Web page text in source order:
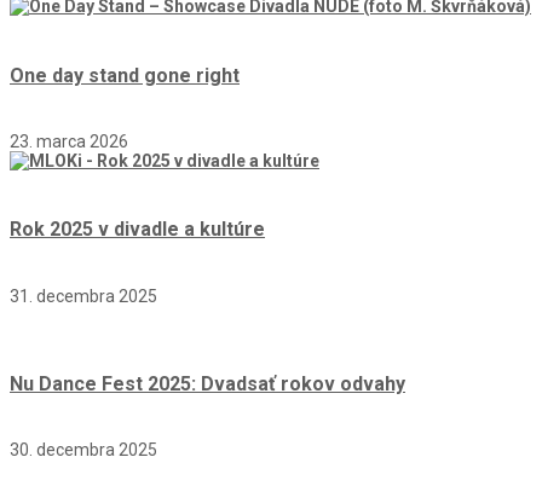
One day stand gone right
23. marca 2026
Rok 2025 v divadle a kultúre
31. decembra 2025
Nu Dance Fest 2025: Dvadsať rokov odvahy
30. decembra 2025